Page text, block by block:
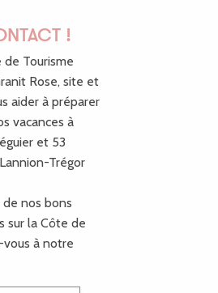
!
de Tourisme
Rose, site et
aider à préparer
vacances à
et 53
Trégor
nos bons
sur la Côte de
vous à notre